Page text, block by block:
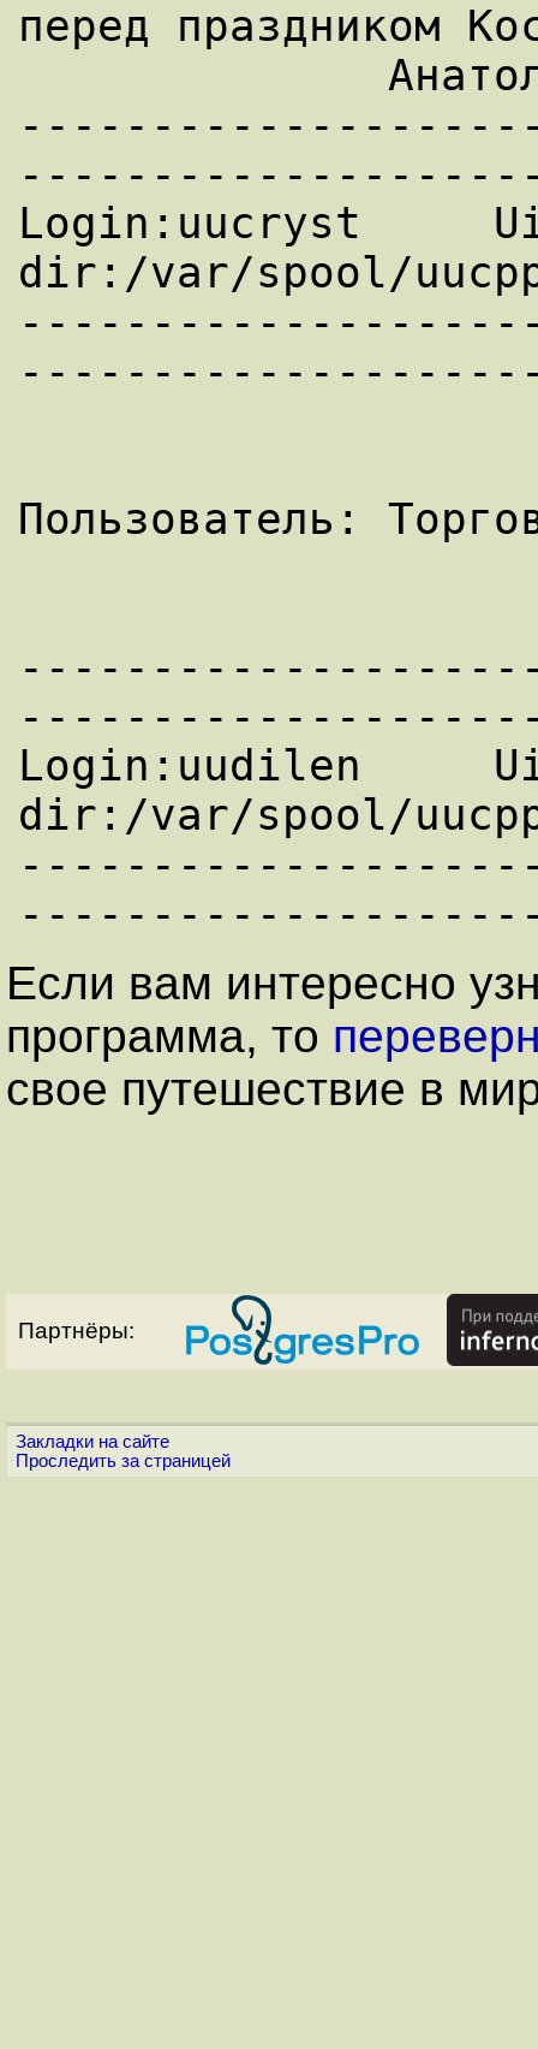
перед праздником
Login:uucryst
dir:/var/spool/
Пользователь:
Login:uudilen
dir:/var/spool/
Если вам интересно
программа, то
свое путешествие в
Партнёры:
Закладки на сайте
Проследить за страницей